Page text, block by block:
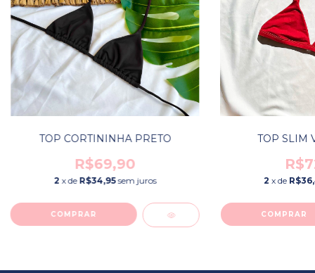
TOP CORTININHA PRETO
R$69,90
2 x de R$34,95 sem juros
COMPRAR
TOP SLIM
2 x de
COMPRAR